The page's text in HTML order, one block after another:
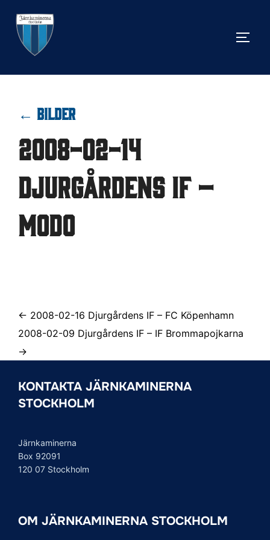
innehåll
← BILDER
2008-02-14
Djurgårdens IF –
Modo
← 2008-02-16 Djurgårdens IF – FC Köpenhamn
2008-02-09 Djurgårdens IF – IF Brommapojkarna
→
KONTAKTA JÄRNKAMINERNA
STOCKHOLM
Järnkaminerna
Box 92091
120 07 Stockholm
OM JÄRNKAMINERNA STOCKHOLM